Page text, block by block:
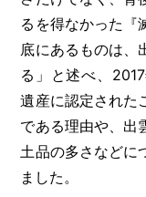
るを得なかった『
底にあるものは、
る」と述べ、
遺産に認定された
である理由や、出
土品の多さなどに
ました。